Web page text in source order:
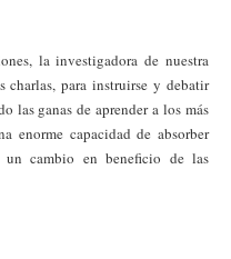
la investigadora de nuestra
charlas, para instruirse y debatir
las ganas de aprender a los más
enorme capacidad de absorber
un cambio en beneficio de las